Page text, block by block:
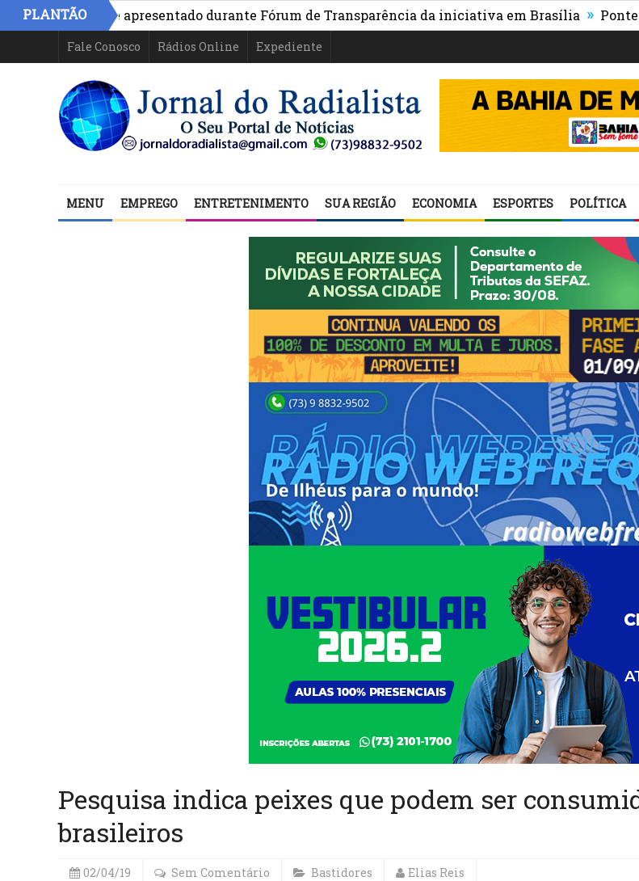
PLANTÃO
Bahia é apresentado durante Fórum de Transparência da iniciativa em Brasília » Ponte que
Fale Conosco Rádios Online Expediente
MENU EMPREGO ENTRETENIMENTO SUA REGIÃO ECONOMIA ESPORTES POLÍTICA
Pesquisa indica peixes que podem ser
brasileiros
02/04/19 Sem Comentário Bastidores Elias Reis